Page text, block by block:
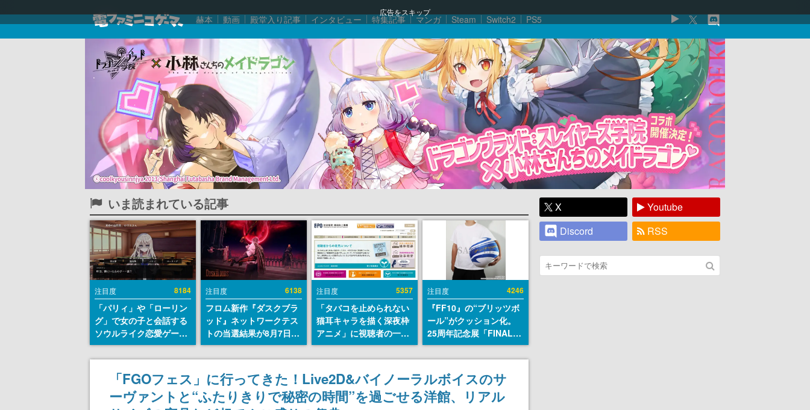
広告をスキップ
赫本 動画 殿堂入り記事 インタビュー 特集記事 マンガ Steam Switch2 PS5
いま読まれている記事
注目度 8184
「パリィ」や「ローリン
グ」で女の子と会話する
ソウルライク恋愛ゲーム
『小早川さんはソウルラ
イク』無料公開。返事に
失敗すると「YOU
DIED」
注目度 6138
フロム新作『ダスクブラ
ッド』ネットワークテス
トの当選結果が8月7日22
時に発表。応募サイトの
マイページから確認可
能、テスト実施は8月21
日～24日
注目度 5357
「タバコを止められない
猫耳キャラを描く深夜枠
アニメ」に視聴者の一部
から批判意見。違法薬物
の使用と思しき描写も含
めて、BPOが議論を交わ
す
注目度 4246
『FF10』の“ブリッツボ
ール”がクッション化。
25周年記念展「FINAL
FANTASY X MUSEUM-
幻光の記憶-」のグッズ情
報が一部公開
「FGOフェス」に行ってきた！Live2D&バイノーラルボイスのサ
ーヴァントと“ふたりきりで秘密の時間”を過ごせる洋館、リアル
X
Youtube
Discord
RSS